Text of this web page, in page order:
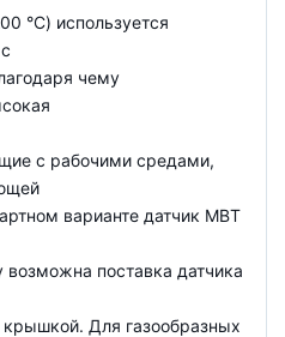
°C) используется
чему
с рабочими средами,
варианте датчик MBT
возможна поставка датчика
крышкой. Для газообразных